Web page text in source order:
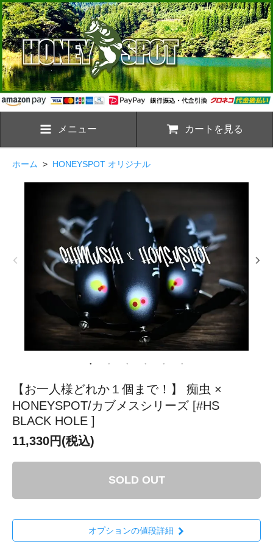
メニュー カートを見る
ホーム > HONEYSPOT オリジナル
【お一人様どれか１個まで！】 痴虫 ×
HONEYSPOT/カブメスシリーズ [#HS
BLACK HOLE ]
11,330円(税込)
SOLD OUT
オプションの値段詳細